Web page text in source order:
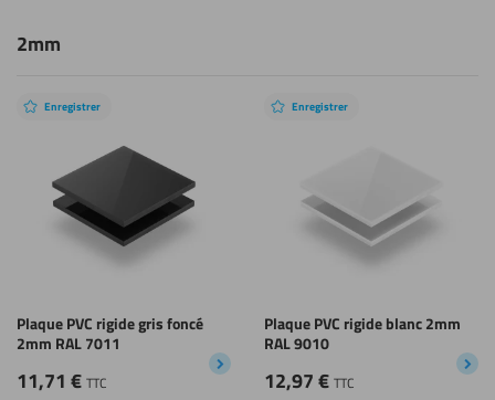
2mm
Enregistrer
Plaque PVC rigide gris foncé
2mm RAL 7011
11,71 € TTC
Enregistrer
Plaque PVC rigide blanc 2mm
RAL 9010
12,97€ TTC